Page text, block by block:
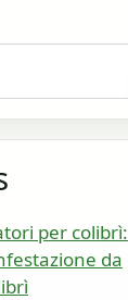
per colibrì:
da